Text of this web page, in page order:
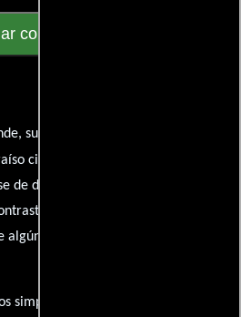
comentarios
su participación es clave para hacer
cinéfilo completo. Queremos
de datos cinematográfica, pero
algún dato faltante en la ficha
algún error en la sinopsis o el elenco?
simpatizantes del cine: contribuyan